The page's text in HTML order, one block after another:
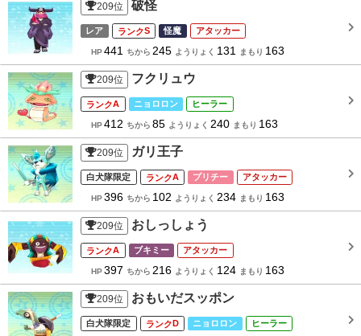
209位 破怪
レア S 怪魔 アタッカー
HP441 ちから 245 ようりょく 131 まもり 163
209位 フクリュウ
A ニョロロン ヒーラー
HP412 ちから 85 ようりょく 240 まもり 163
209位 ガリ王子
白犬隊限定 A プリチー アタッカー
HP396 ちから 102 ようりょく 234 まもり 163
209位 おしっしょう
A ブキミー アタッカー
HP397 ちから 216 ようりょく 124 まもり 163
209位 おもいだスッポン
白犬隊限定 D ニョロロン ヒーラー